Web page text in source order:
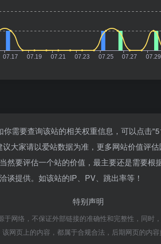
需要查询该站的相关权重信息，可以点击"
大家请以爱站数据为准，更多网站价值评
然要评估一个站的价值，最主要还是需要根
谈提供。如该站的IP、PV、跳出率等！
特别声明
网络，不保证外部链接的准确性和完整性，同时
网页上的内容，都属于合规合法，后期网页的内